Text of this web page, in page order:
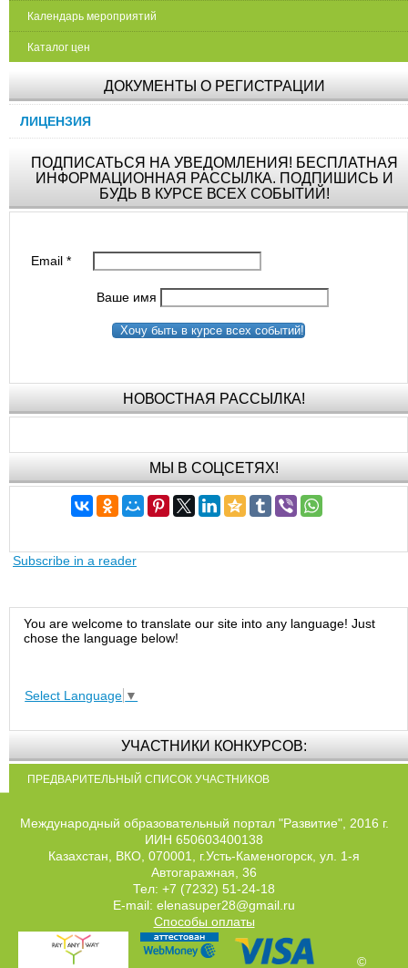
Календарь мероприятий
Каталог цен
ДОКУМЕНТЫ О РЕГИСТРАЦИИ
ЛИЦЕНЗИЯ
ПОДПИСАТЬСЯ НА УВЕДОМЛЕНИЯ! БЕСПЛАТНАЯ
ИНФОРМАЦИОННАЯ РАССЫЛКА. ПОДПИШИСЬ И
БУДЬ В КУРСЕ ВСЕХ СОБЫТИЙ!
Email*
Ваше имя
Хочу быть в курсе всех событий!
НОВОСТНАЯ РАССЫЛКА!
МЫ В СОЦСЕТЯХ!
Subscribe in a reader
You are welcome to translate our site into any language! Just
chose the language below!
Select Language ▼
УЧАСТНИКИ КОНКУРСОВ:
ПРЕДВАРИТЕЛЬНЫЙ СПИСОК УЧАСТНИКОВ
Международный образовательный портал "Развитие", 2016 г.
ИИН 650603400138
Казахстан, ВКО, 070001, г.Усть-Каменогорск, ул. 1-я
Автогаражная, 36
Тел: +7 (7232) 51-24-18
E-mail: elenasuper28@gmail.ru
Способы оплаты
©